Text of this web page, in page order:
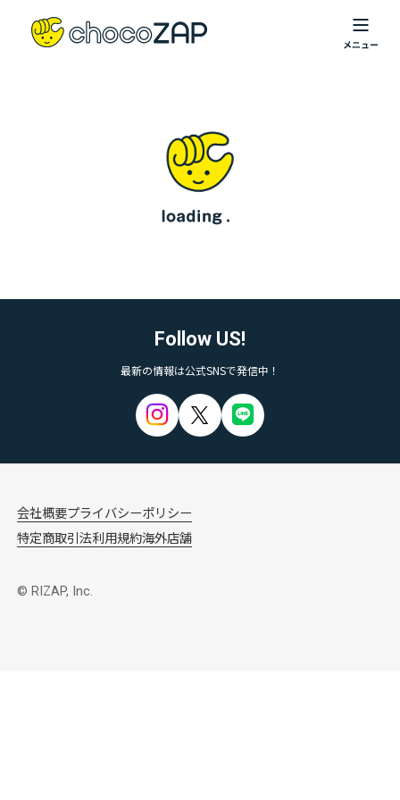
Follow US!
最新の情報は公式SNSで発信中！
会社概要プライバシーポリシー
特定商取引法利用規約海外店舗
© RIZAP, Inc.